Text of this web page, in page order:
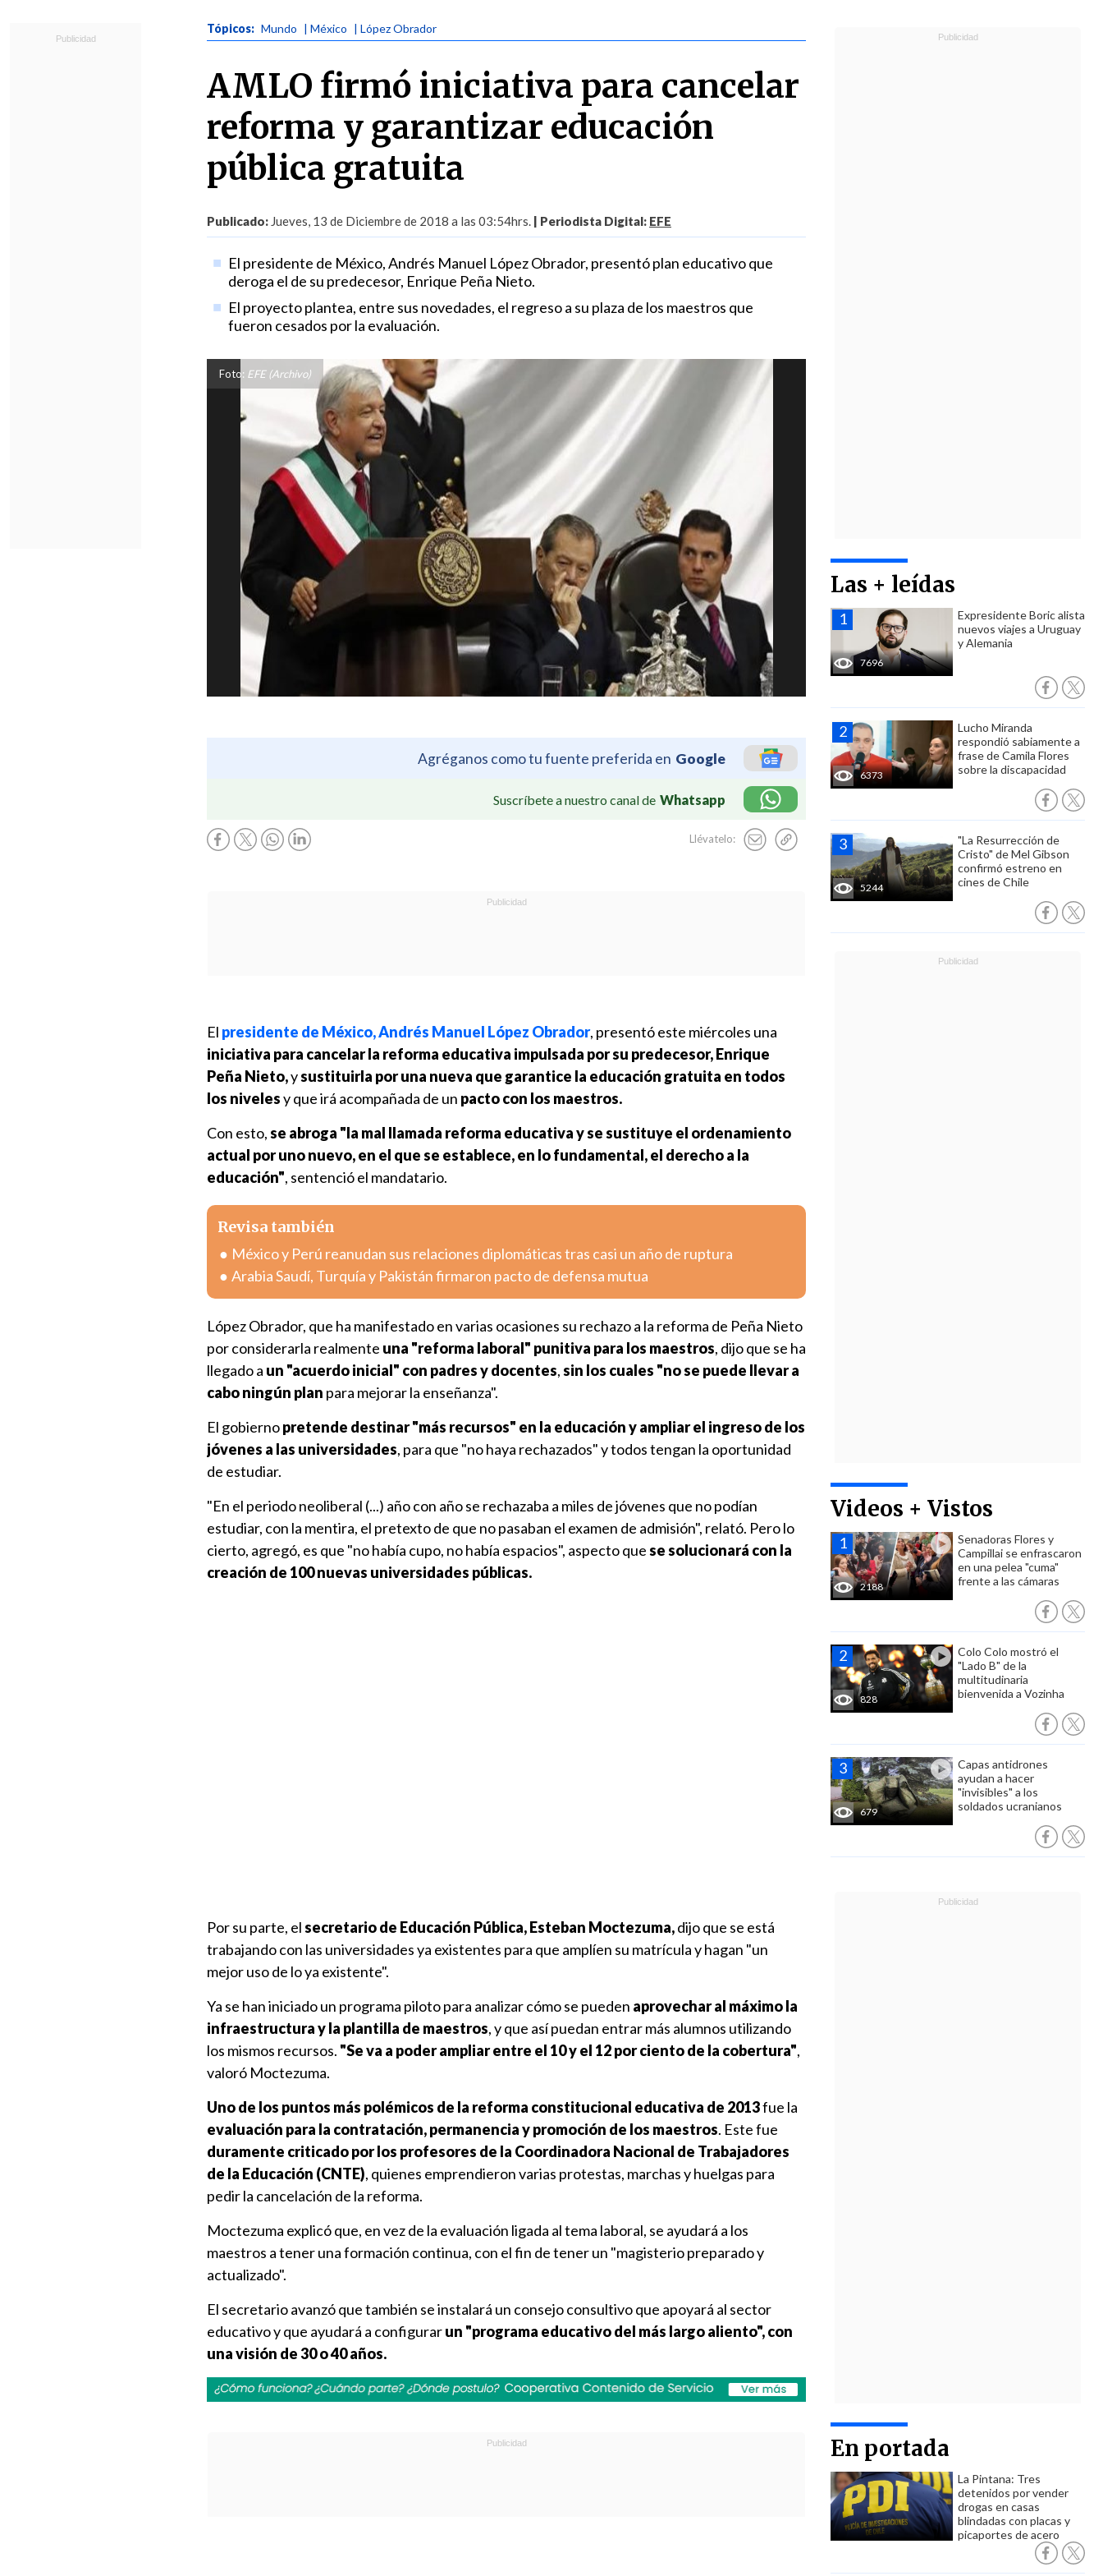
Tópicos: Mundo | México | López Obrador
AMLO firmó iniciativa para cancelar
reforma y garantizar educación
pública gratuita
Publicado: Jueves, 13 de Diciembre de 2018 a las 03:54hrs. | Periodista Digital: EFE
El presidente de México, Andrés Manuel López Obrador, presentó plan educativo que
deroga el de su predecesor, Enrique Peña Nieto.
El proyecto plantea, entre sus novedades, el regreso a su plaza de los maestros que
fueron cesados por la evaluación.
Foto: EFE (Archivo)
Agréganos como tu fuente preferida en Google
Suscríbete a nuestro canal de Whatsapp
Llévatelo:
Las + leídas
7696
Expresidente Boric alista
nuevos viajes a Uruguay
y Alemania
6373
Lucho Miranda
respondió sabiamente a
frase de Camila Flores
sobre la discapacidad
5244
"La Resurrección de
Cristo" de Mel Gibson
confirmó estreno en
cines de Chile
Videos + Vistos
2188
Senadoras Flores y
Campillai se enfrascaron
en una pelea "cuma"
frente a las cámaras
828
Colo Colo mostró el
"Lado B" de la
multitudinaria
bienvenida a Vozinha
679
Capas antidrones
ayudan a hacer
"invisibles" a los
soldados ucranianos
En portada
La Pintana: Tres
detenidos por vender
drogas en casas
blindadas con placas y
picaportes de acero
El presidente de México, Andrés Manuel López Obrador, presentó este miércoles una
iniciativa para cancelar la reforma educativa impulsada por su predecesor, Enrique
Peña Nieto,ysustituirla por una nueva que garantice la educación gratuita en todos
los nivelesy que irá acompañada de un pacto con los maestros.
Con esto,se abroga "la mal llamada reforma educativa y se sustituye el ordenamiento
actual por uno nuevo, en el que se establece, en lo fundamental, el derecho a la
educación", sentenció el mandatario.
Revisa también
México y Perú reanudan sus relaciones diplomáticas tras casi un año de ruptura
Arabia Saudí, Turquía y Pakistán firmaron pacto de defensa mutua
López Obrador, que ha manifestado en varias ocasiones su rechazo a la reforma de Peña Nieto
por considerarla realmente una "reforma laboral" punitiva para los maestros, dijo que se ha
llegado a un "acuerdo inicial" con padres y docentes,sin los cuales "no se puede llevar a
cabo ningún plan para mejorar la enseñanza".
El gobiernopretende destinar "más recursos" en la educación y ampliar el ingreso de los
jóvenes a las universidades, para que "no haya rechazados" y todos tengan la oportunidad
de estudiar.
"En el periodo neoliberal (...) año con año se rechazaba a miles de jóvenes que no podían
estudiar, con la mentira, el pretexto de que no pasaban el examen de admisión", relató. Pero lo
cierto, agregó, es que "no había cupo, no había espacios", aspecto quese solucionará con la
creación de 100 nuevas universidades públicas.
Por su parte, elsecretario de Educación Pública, Esteban Moctezuma,dijo que se está
trabajando con las universidades ya existentes para que amplíen su matrícula y hagan "un
mejor uso de lo ya existente".
Ya se han iniciado un programa piloto para analizar cómo se pueden aprovechar al máximo la
infraestructura y la plantilla de maestros, y que así puedan entrar más alumnos utilizando
los mismos recursos. "Se va a poder ampliar entre el 10 y el 12 por ciento de la cobertura",
valoró Moctezuma.
Uno de los puntos más polémicos de la reforma constitucional educativa de 2013fue la
evaluación para la contratación, permanencia y promoción de los maestros. Este fue
duramente criticado por los profesores de la Coordinadora Nacional de Trabajadores
de la Educación (CNTE), quienes emprendieron varias protestas, marchas y huelgas para
pedir la cancelación de la reforma.
Moctezuma explicó que, en vez de la evaluación ligada al tema laboral, se ayudará a los
maestros a tener una formación continua, con el fin de tener un "magisterio preparado y
actualizado".
El secretario avanzó que también se instalará un consejo consultivo que apoyará al sector
educativo y que ayudará a configurarun "programa educativo del más largo aliento", con
una visión de 30 o 40 años.